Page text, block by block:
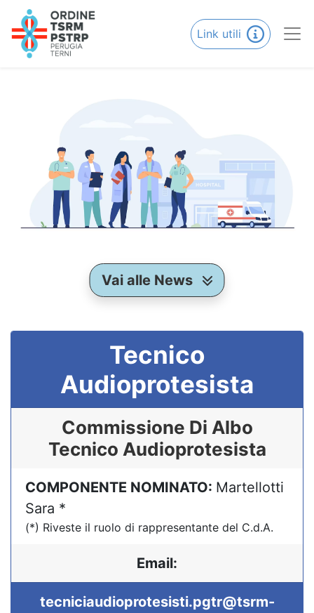
Link utili
Vai alle News
Tecnico
Audioprotesista
Commissione Di Albo
Tecnico Audioprotesista
COMPONENTE NOMINATO: Martellotti
Sara *
(*) Riveste il ruolo di rappresentante del C.d.A.
Email:
tecniciaudioprotesisti.pgtr@tsrm-